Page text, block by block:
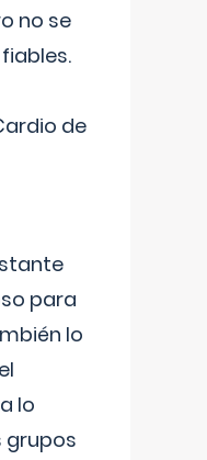
no se
de
para
lo
lo
grupos